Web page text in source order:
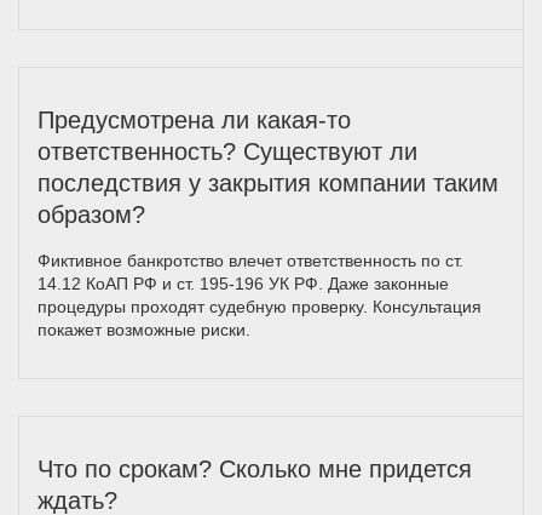
Предусмотрена ли какая-то
ответственность? Существуют ли
последствия у закрытия компании таким
образом?
Фиктивное банкротство влечет ответственность по ст.
14.12 КоАП РФ и ст. 195-196 УК РФ. Даже законные
процедуры проходят судебную проверку. Консультация
покажет возможные риски.
Что по срокам? Сколько мне придется
ждать?